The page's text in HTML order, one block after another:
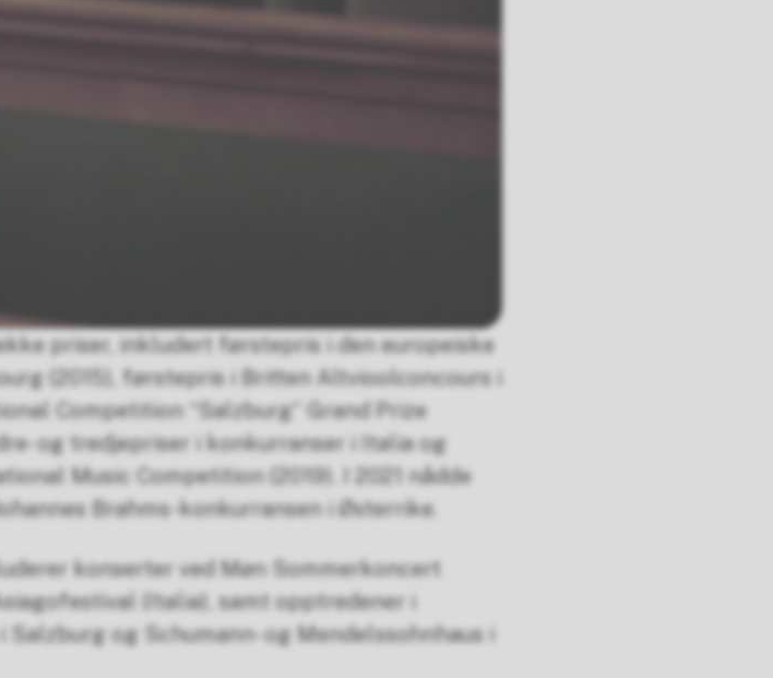
priser, inkludert førstepris i den europeiske
(2015), førstepris i Britten Altvioolconcours i
Competition “Salzburg” Grand Prize
og tredjepriser i konkurranser i Italia og
Music Competition (2019). I 2021 nådde
Brahms-konkurransen i Østerrike.
konserter ved Møn Sommerkoncert
(Italia), samt opptredener i
og Schumann- og Mendelssohnhaus i